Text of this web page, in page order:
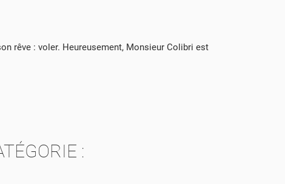
rêve : voler. Heureusement, Monsieur Colibri est
: